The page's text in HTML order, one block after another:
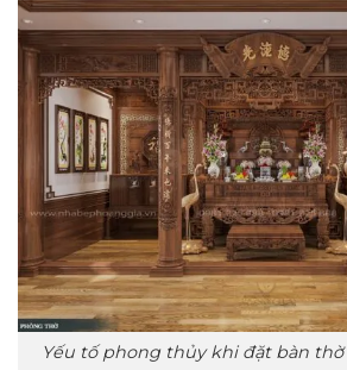
Yếu tố phong thủy khi đặt bàn